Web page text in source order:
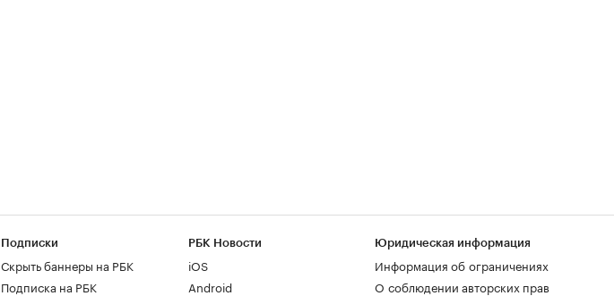
Подписки
Скрыть баннеры на РБК
Подписка на РБК
РБК Новости
iOS
Android
Юридическая информация
Информация об ограничениях
О соблюдении авторских прав